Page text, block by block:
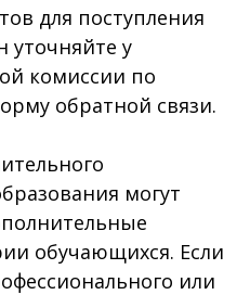
для поступления
уточняйте у
комиссии по
обратной связи.
могут
обучающихся. Если
или